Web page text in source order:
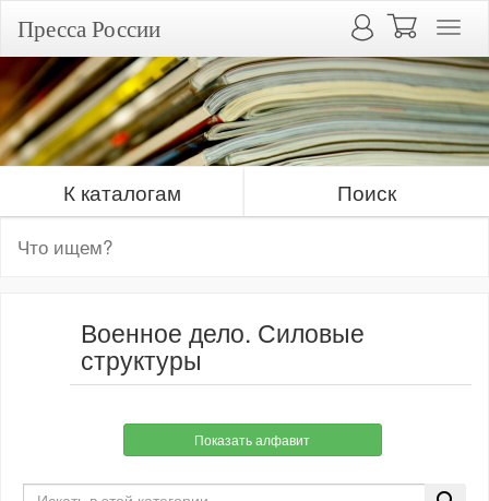
Пресса России
К каталогам Поиск
Военное дело. Силовые
структуры
Показать алфавит